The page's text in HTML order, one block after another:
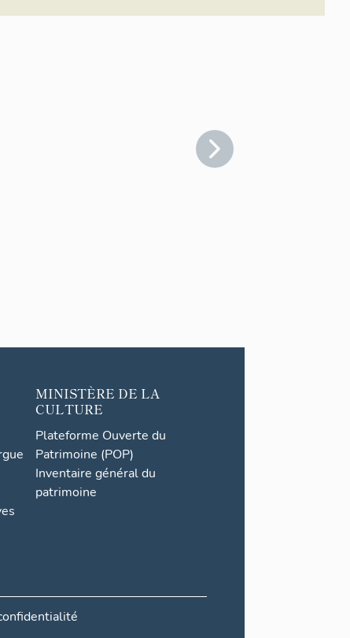
MINISTÈRE DE LA
CULTURE
Plateforme Ouverte du
Patrimoine (POP)
Inventaire général du
patrimoine